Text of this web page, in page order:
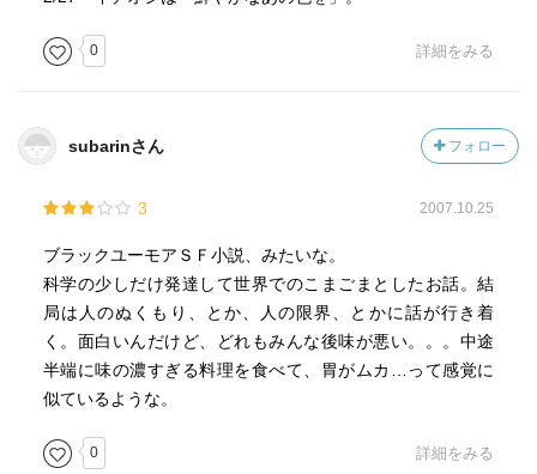
0 詳細をみる
subarinさん フォロー
3 2007.10.25
ブラックユーモアＳＦ小説、みたいな。
科学の少しだけ発達して世界でのこまごまとしたお話。結
局は人のぬくもり、とか、人の限界、とかに話が行き着
く。面白いんだけど、どれもみんな後味が悪い。。。中途
半端に味の濃すぎる料理を食べて、胃がムカ…って感覚に
似ているような。
0 詳細をみる